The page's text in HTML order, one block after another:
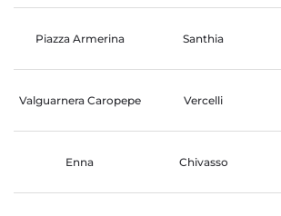
Piazza Armerina Santhia
Valguarnera Caropepe Vercelli
Enna Chivasso